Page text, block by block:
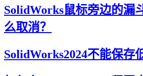
SolidWorks鼠标旁边的漏
么取消？
SolidWorks2024不能保存